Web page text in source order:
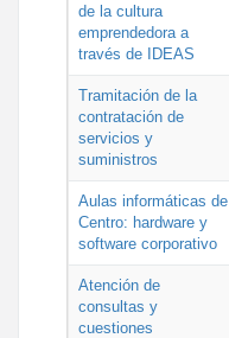
de la cultura
emprendedora a
través de IDEAS
Tramitación de la
contratación de
servicios y
suministros
Aulas informáticas de
Centro: hardware y
software corporativo
Atención de
consultas y
cuestiones